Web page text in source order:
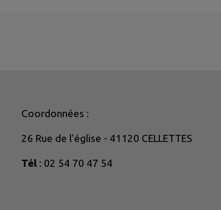
Coordonnées :
26 Rue de l'église - 41120 CELLETTES
Tél : 02 54 70 47 54